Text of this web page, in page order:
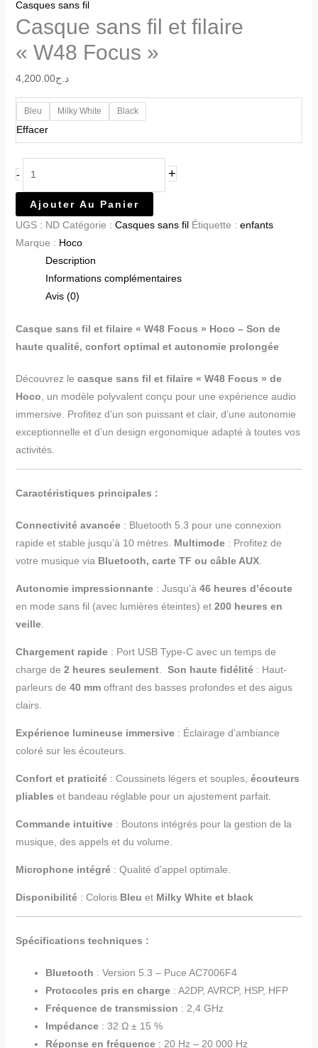
Casques sans fil
Casque sans fil et filaire
« W48 Focus »
د.ج4,200.00
Bleu Milky White Black
Effacer
- +
Ajouter Au Panier
UGS : ND Catégorie : Casques sans fil Étiquette : enfants
Marque : Hoco
Description
Informations complémentaires
Avis (0)
Casque sans fil et filaire « W48 Focus » Hoco – Son de
haute qualité, confort optimal et autonomie prolongée
Découvrez le casque sans fil et filaire « W48 Focus » de
Hoco , un modèle polyvalent conçu pour une expérience audio
immersive. Profitez d’un son puissant et clair, d’une autonomie
exceptionnelle et d’un design ergonomique adapté à toutes vos
activités.
Caractéristiques principales :
Connectivité avancée: Bluetooth 5.3 pour une connexion
rapide et stable jusqu’à 10 mètres. Multimode: Profitez de
votre musique via Bluetooth, carte TF ou câble AUX.
Autonomie impressionnante: Jusqu’à 46 heures d’écoute
en mode sans fil (avec lumières éteintes) et 200 heures en
veille.
Chargement rapide: Port USB Type-C avec un temps de
charge de 2 heures seulement. Son haute fidélité: Haut-
parleurs de 40 mmoffrant des basses profondes et des aigus
clairs.
Expérience lumineuse immersive: Éclairage d’ambiance
coloré sur les écouteurs.
Confort et praticité: Coussinets légers et souples, écouteurs
pliables et bandeau réglable pour un ajustement parfait.
Commande intuitive: Boutons intégrés pour la gestion de la
musique, des appels et du volume.
Microphone intégré: Qualité d’appel optimale.
Disponibilité: Coloris Bleu et Milky White et black
Spécifications techniques :
Bluetooth : Version 5.3 – Puce AC7006F4
Protocoles pris en charge: A2DP, AVRCP, HSP, HFP
Fréquence de transmission : 2,4 GHz
Impédance: 32 Ω ± 15 %
Réponse en fréquence: 20 Hz – 20 000 Hz